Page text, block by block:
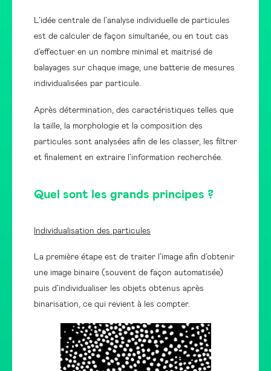
L’idée centrale de l’analyse individuelle de particules
est de calculer de façon simultanée, ou en tout cas
d’effectuer en un nombre minimal et maitrisé de
balayages sur chaque image, une batterie de mesures
individualisées par particule.
Après détermination, des caractéristiques telles que
la taille, la morphologie et la composition des
particules sont analysées afin de les classer, les filtrer
et finalement en extraire l’information recherchée.
Quel sont les grands principes ?
Individualisation des particules
La première étape est de traiter l’image afin d’obtenir
une image binaire (souvent de façon automatisée)
puis d’individualiser les objets obtenus après
binarisation, ce qui revient à les compter.